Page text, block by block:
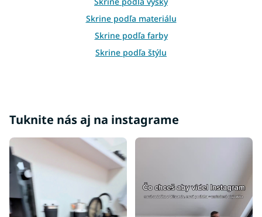
s
u
Skrine podľa materiálu
Skrine podľa farby
Skrine podľa štýlu
Skrine so zrkadlom
Skrine v dekore buku
Tuknite nás aj na instagrame